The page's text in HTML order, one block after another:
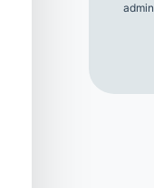
admin